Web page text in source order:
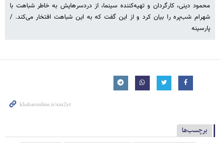
محمود دینی، کارگردان و تهیه‌کننده سینما، از دردسرهایش به خاطر شباهت با
شهرام شب‌پره را بیان کرد و از این گفت که به این شباهت افتخار می‌کند. /
پارسینه
برچسب‌ها